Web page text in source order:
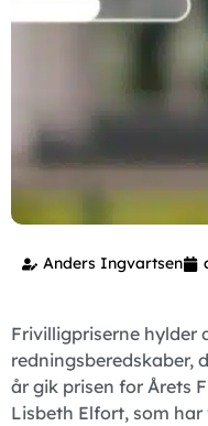
Anders Ingvartsen
Frivilligpriserne hylder
redningsberedskaber,
år gik prisen for Årets
Lisbeth Elfort, som